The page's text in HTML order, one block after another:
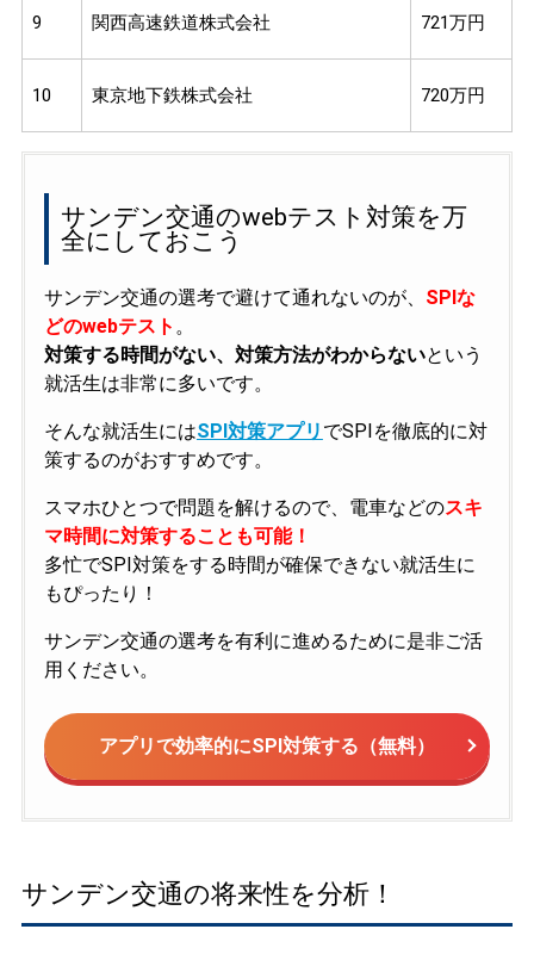
9 関西高速鉄道株式会社 721万円
10 東京地下鉄株式会社 720万円
サンデン交通のwebテスト対策を万
全にしておこう
サンデン交通の選考で避けて通れないのが、 SPIな
どのwebテスト 。
対策する時間がない、対策方法がわからないという
就活生は非常に多いです。
そんな就活生にはSPI対策アプリ でSPIを徹底的に対
策するのがおすすめです。
スマホひとつで問題を解けるので、電車などのスキ
マ時間に対策することも可能！
多忙でSPI対策をする時間が確保できない就活生に
もぴったり！
サンデン交通の選考を有利に進めるために是非ご活
用ください。
アプリで効率的にSPI対策する（無料）
サンデン交通の将来性を分析！